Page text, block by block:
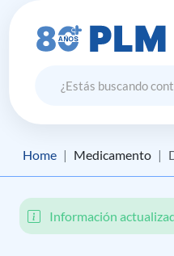
Home Medicamento
Información